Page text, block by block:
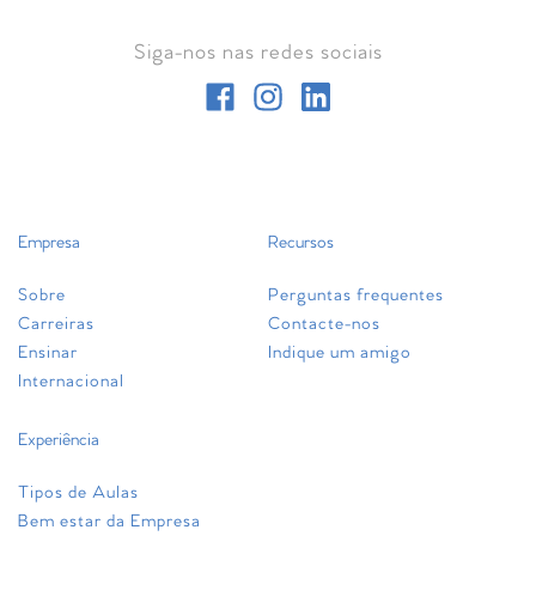
Siga-nos nas redes sociais
Empresa
Sobre
Carreiras
Ensinar
Internacional
Recursos
Perguntas frequentes
Contacte-nos
Indique um amigo
Experiência
Tipos de Aulas
Bem estar da Empresa